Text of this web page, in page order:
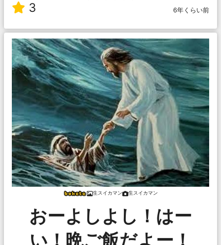
3 6年くらい前
生スイカマン 生スイカマン
おーよしよし！はー
い！晩ご飯だよー！